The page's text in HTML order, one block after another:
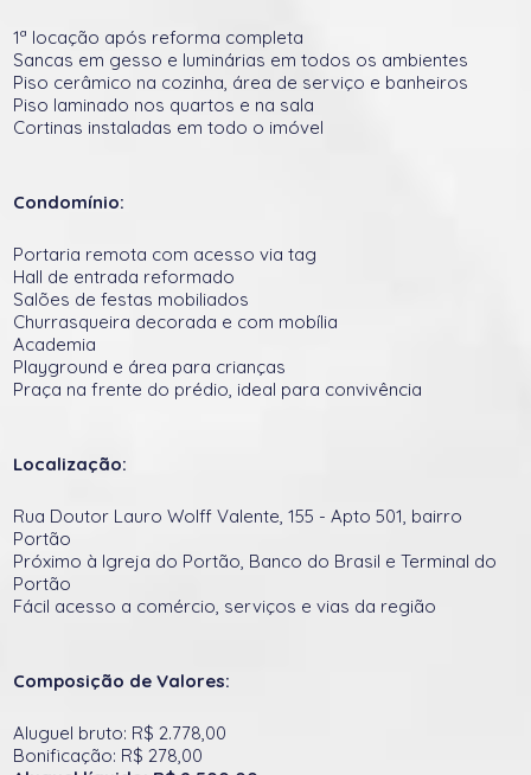
1ª locação após reforma completa
Sancas em gesso e luminárias em todos os ambientes
Piso cerâmico na cozinha, área de serviço e banheiros
Piso laminado nos quartos e na sala
Cortinas instaladas em todo o imóvel
Condomínio:
Portaria remota com acesso via tag
Hall de entrada reformado
Salões de festas mobiliados
Churrasqueira decorada e com mobília
Academia
Playground e área para crianças
Praça na frente do prédio, ideal para convivência
Localização:
Rua Doutor Lauro Wolff Valente, 155 - Apto 501, bairro
Portão
Próximo à Igreja do Portão, Banco do Brasil e Terminal do
Portão
Fácil acesso a comércio, serviços e vias da região
Composição de Valores:
Aluguel bruto: R$ 2.778,00
Bonificação: R$ 278,00